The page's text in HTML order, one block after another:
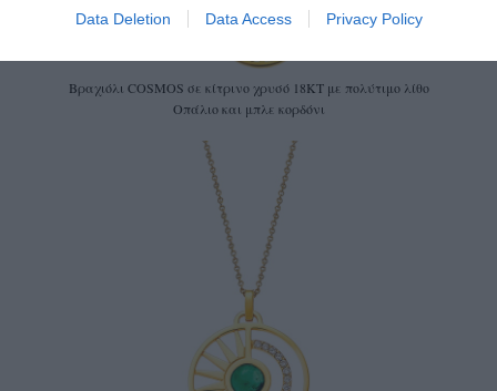
Data Deletion Data Access Privacy Policy
Βραχιόλι COSMOS σε κίτρινο χρυσό 18ΚΤ με πολύτιμο λίθο
Οπάλιο και μπλε κορδόνι